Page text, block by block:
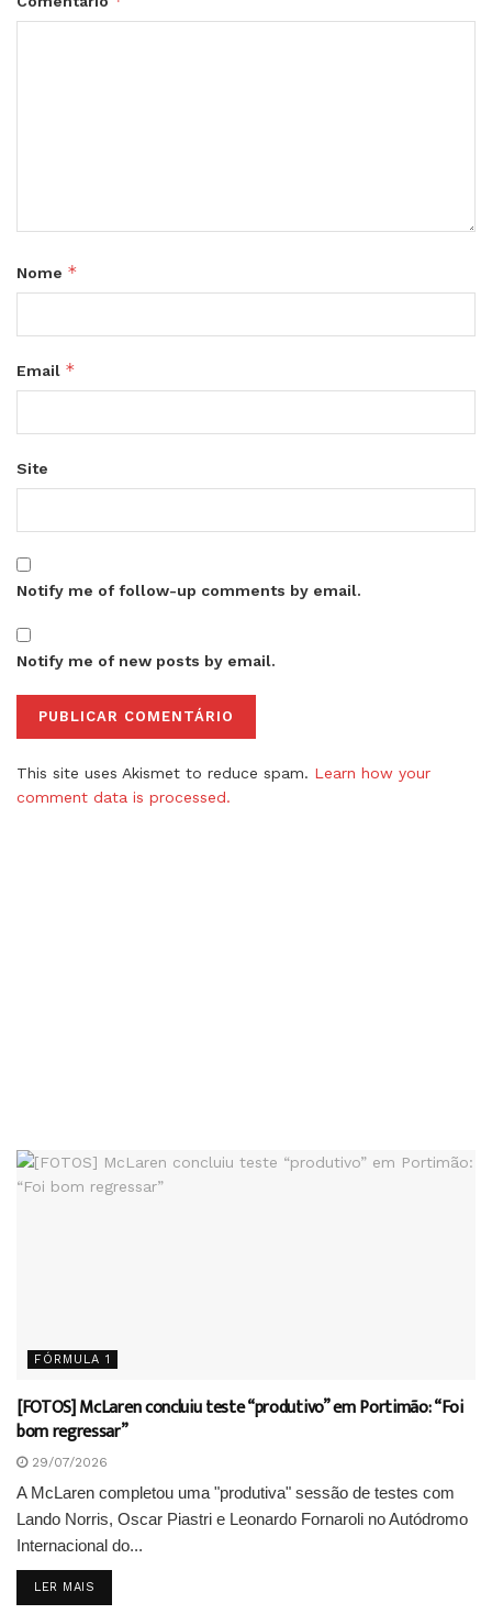
Nome *
Email *
Site
Notify me of follow-up comments by email.
Notify me of new posts by email.
This site uses Akismet to reduce spam. Learn how your
comment data is processed.
FÓRMULA 1
[FOTOS] McLaren concluiu teste “produtivo” em Portimão: “Foi
bom regressar”
29/07/2026
A McLaren completou uma "produtiva" sessão de testes com
Lando Norris, Oscar Piastri e Leonardo Fornaroli no Autódromo
Internacional do...
LER MAIS